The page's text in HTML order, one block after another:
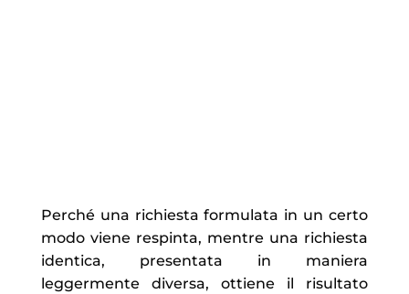
Perché una richiesta formulata in un certo
modo viene respinta, mentre una richiesta
identica, presentata in maniera
leggermente diversa, ottiene il risultato